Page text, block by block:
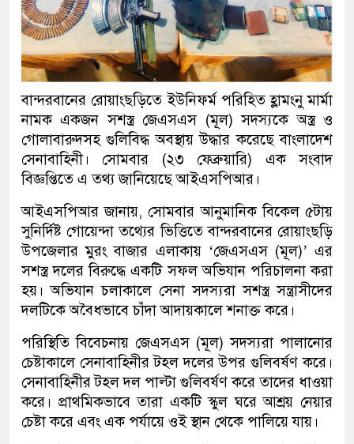
বান্দরবানের রোয়াংছড়িতে ইউনিফর্ম পরিহিত হ্লামংনু মার্মা
নামক একজন সশস্ত্র জেএসএস (মূল) সদস্যকে অস্ত্র ও
গোলাবারুদসহ গুলিবিদ্ধ অবস্থায় উদ্ধার করেছে বাংলাদেশ
সেনাবাহিনী। সোমবার (২৩ ফেব্রুয়ারি) এক সংবাদ
বিজ্ঞপ্তিতে এ তথ্য জানিয়েছে আইএসপিআর।
আইএসপিআর জানায়, সোমবার আনুমানিক বিকেল ৫টায়
সুনির্দিষ্ট গোয়েন্দা তথ্যের ভিত্তিতে বান্দরবানের রোয়াংছড়ি
উপজেলার মুরং বাজার এলাকায় ‘জেএসএস (মূল)’ এর
সশস্ত্র দলের বিরুদ্ধে একটি সফল অভিযান পরিচালনা করা
হয়। অভিযান চলাকালে সেনা সদস্যরা সশস্ত্র সন্ত্রাসীদের
দলটিকে অবৈধভাবে চাঁদা আদায়কালে শনাক্ত করে।
পরিস্থিতি বিবেচনায় জেএসএস (মূল) সদস্যরা পালানোর
চেষ্টাকালে সেনাবাহিনীর টহল দলের উপর গুলিবর্ষণ করে।
সেনাবাহিনীর টহল দল পাল্টা গুলিবর্ষণ করে তাদের ধাওয়া
করে। প্রাথমিকভাবে তারা একটি স্কুল ঘরে আশ্রয় নেয়ার
চেষ্টা করে এবং এক পর্যায়ে ওই স্থান থেকে পালিয়ে যায়।